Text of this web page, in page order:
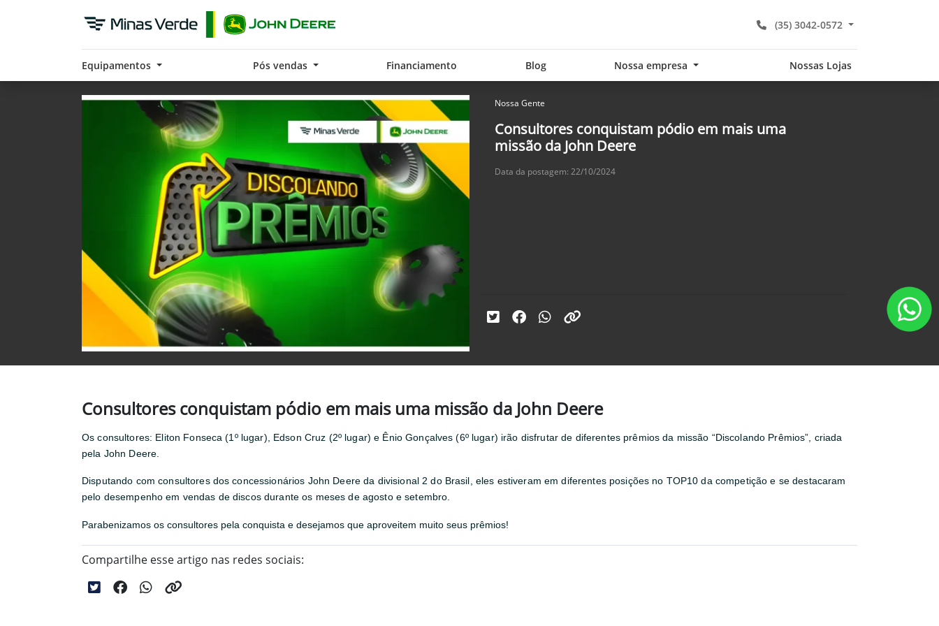
(35) 3042-0572
Equipamentos Pós vendas Financiamento Blog Nossa empresa Nossas Lojas
Nossa Gente
Consultores conquistam pódio em mais uma
missão da John Deere
Data da postagem: 22/10/2024
Consultores conquistam pódio em mais uma missão da John Deere
Os consultores: Eliton Fonseca (1º lugar), Edson Cruz (2º lugar) e Ênio Gonçalves (6º lugar) irão disfrutar de diferentes prêmios da missão “Discolando Prêmios”, criada
pela John Deere.
Disputando com consultores dos concessionários John Deere da divisional 2 do Brasil, eles estiveram em diferentes posições no TOP10 da competição e se destacaram
pelo desempenho em vendas de discos durante os meses de agosto e setembro.
Parabenizamos os consultores pela conquista e desejamos que aproveitem muito seus prêmios!
Compartilhe esse artigo nas redes sociais: